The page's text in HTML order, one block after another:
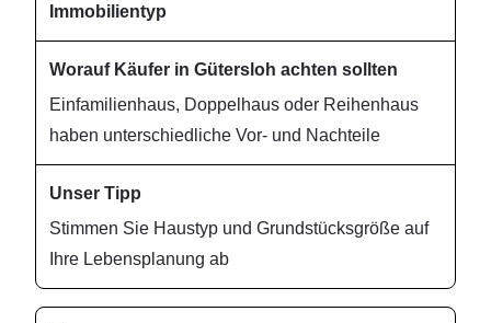
o
h
a
c
ht
e
n
s
ol
lt
Immobilientyp
Einfamilienhaus, Doppelhaus oder Reihenhaus
haben unterschiedliche Vor- und Nachteile
Stimmen Sie Haustyp und Grundstücksgröße auf
Ihre Lebensplanung ab